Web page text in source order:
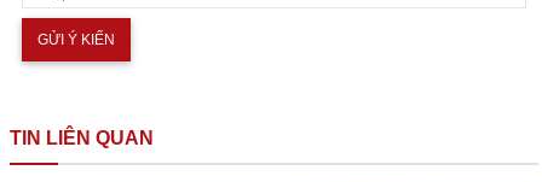
TIN LIÊN QUAN